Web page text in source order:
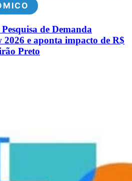
de Demanda
e aponta impacto de R$
Preto